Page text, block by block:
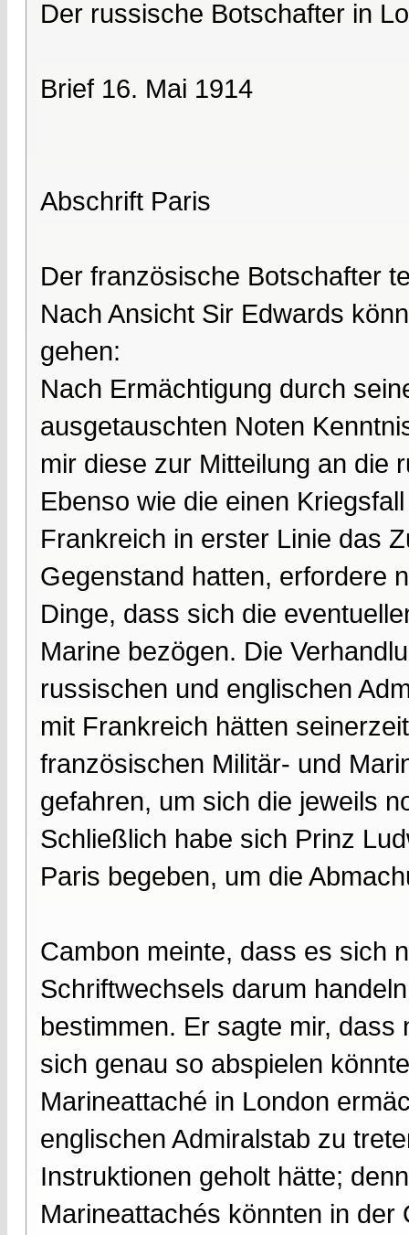
Der russische Botschafter in
Brief 16. Mai 1914
Abschrift Paris
Der französische Botschafter
Nach Ansicht Sir Edwards
gehen:
Nach Ermächtigung durch
ausgetauschten Noten
mir diese zur Mitteilung an die
Ebenso wie die einen
Frankreich in erster Linie das
Gegenstand hatten, erfordere
Dinge, dass sich die
Marine bezögen. Die
russischen und englischen
mit Frankreich hätten
französischen Militär- und
gefahren, um sich die jeweils
Schließlich habe sich Prinz
Paris begeben, um die
Cambon meinte, dass es sich
Schriftwechsels darum
bestimmen. Er sagte mir,
sich genau so abspielen
Marineattaché in London
englischen Admiralstab zu
Instruktionen geholt hätte;
Marineattachés könnten in